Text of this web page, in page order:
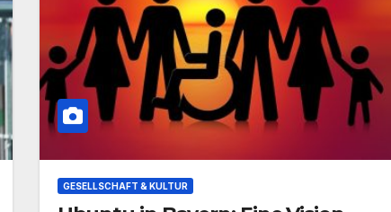
GESELLSCHAFT & KULTUR